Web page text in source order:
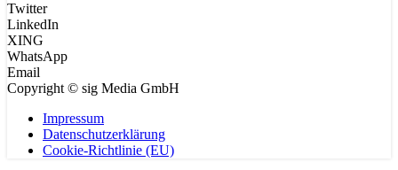
Twitter
LinkedIn
XING
WhatsApp
Email
Copyright © sig Media GmbH
Impressum
Datenschutzerklärung
Cookie-Richtlinie (EU)